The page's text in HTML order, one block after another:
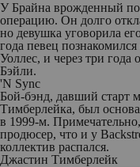
У Брайна врожденный
операцию. Он долго
но девушка уговорила
года певец
Уоллес, и через три
Бэйли.
'N Sync
Бой-бэнд, давший старт
Тимберлейка, был
в 1999-м.
продюсер, что и у
коллектив распался.
Джастин Тимберлейк